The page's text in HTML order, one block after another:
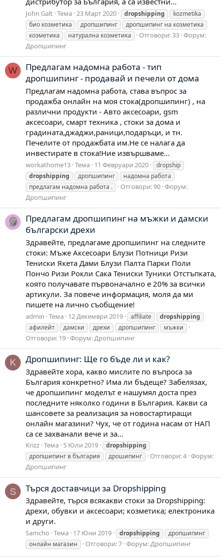
John Galt Тема 23 Март 2020 dropshipping
kozmetika
био козметика
дропшипинг
дропшипинг на козметика
козметика
натурална козметика Отговори: 33 Форум:
Дропшипинг
W
Предлагам надомна работа - тип
дропшипинг - продавай и печели от дома
Предлагам надомна работа, става въпрос за
продажба онлайн на моя стока(дропшипинг) , на
различни продукти - Авто аксесоари, gsm
аксесоари, смарт техника , стоки за дома и
градината,джаджи,раници,подаръци, и тн.
Печелите от продажбата им.Не се налага да
инвестирате в стока!Ние извършваме...
workathome13 Тема 11 Февруари 2020
dropship
dropshipping
дропшипинг
надомна работа
предлагам надомна работа .
Отговори: 90 Форум:
Дропшипинг
Предлагам дропшипинг на мъжки и дамски
български дрехи
Здравейте, предлагаме дропшипинг на следните
стоки: Мъже Аксесоари Блузи Потници Ризи
Тениски Якета Дами Блузи Палта Парки Поли
Пончо Ризи Рокли Сака Тениски Туники Отстъпката,
която получавате първоначално е 20% за всички
артикули. За повече информация, моля да ми
пишете на лично съобщение!
admin Тема 12 Декември 2019 affiliate
dropshipping
афилейт
дамски дрехи дропшипинг мъжки
Отговори: 19 Форум: Дропшипинг
K Дропшипинг: Ще го бъде ли и как?
Здравейте хора, какво мислите по въпроса за
България конкретно? Има ли бъдеще? Забелязах,
че дропшипинг моделът е нашумял доста през
последните няколко години в България. Какви са
шансовете за реализация за новостартиращи
онлайн магазини? Чух, че от година насам от НАП
са се захванали вече и за...
Krizz Тема 5 Юли 2019
dropshipping
дропшипинг в българия
дрошипинг Отговори: 4 Форум:
Дропшипинг
S Търся доставчици за Dropshipping
Здравейте, търся всякакви стоки за Dropshipping:
дрехи, обувки и аксесоари; козметика; електроника
и други.
Samcho Тема 17 Юни 2019 dropshipping
дропшипинг
онлайн магазин
Отговори: 7 Форум:Дропшипинг